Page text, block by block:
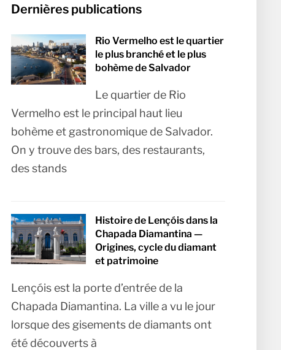
Dernières publications
Rio Vermelho est le quartier
le plus branché et le plus
bohème de Salvador
Le quartier de Rio
Vermelho est le principal haut lieu
bohème et gastronomique de Salvador.
On y trouve des bars, des restaurants,
des stands
Histoire de Lençóis dans la
Chapada Diamantina —
Origines, cycle du diamant
et patrimoine
Lençóis est la porte d’entrée de la
Chapada Diamantina. La ville a vu le jour
lorsque des gisements de diamants ont
été découverts à